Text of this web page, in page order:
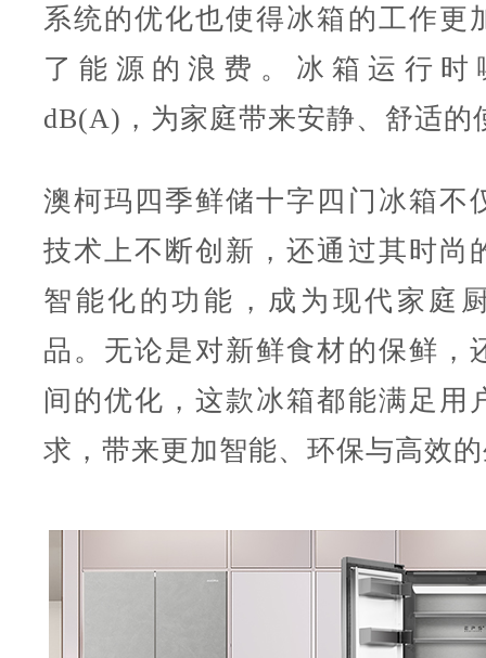
系统的优化也使得冰箱的工作更
了能源的浪费。冰箱运行时
dB(A)，为家庭带来安静、舒适的
澳柯玛四季鲜储十字四门冰箱不
技术上不断创新，还通过其时尚
智能化的功能，成为现代家庭
品。无论是对新鲜食材的保鲜，
间的优化，这款冰箱都能满足用
求，带来更加智能、环保与高效